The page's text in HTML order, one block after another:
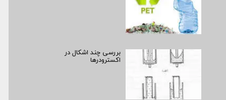
بررسی چند اشکال در
اکسترودرها